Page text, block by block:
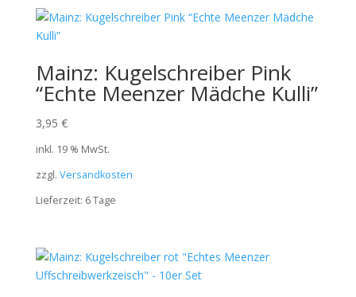
Mainz: Kugelschreiber Pink
“Echte Meenzer Mädche Kulli”
3,95 €
inkl. 19 % MwSt.
zzgl. Versandkosten
Lieferzeit: 6 Tage